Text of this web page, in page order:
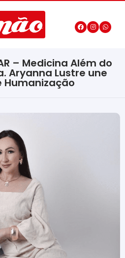
– Medicina Além do
Aryanna Lustre une
Humanização